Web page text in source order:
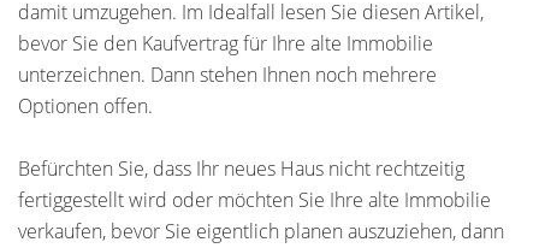
damit umzugehen. Im Idealfall lesen Sie diesen Artikel,
bevor Sie den Kaufvertrag für Ihre alte Immobilie
unterzeichnen. Dann stehen Ihnen noch mehrere
Optionen offen.
Befürchten Sie, dass Ihr neues Haus nicht rechtzeitig
fertiggestellt wird oder möchten Sie Ihre alte Immobilie
verkaufen, bevor Sie eigentlich planen auszuziehen, dann